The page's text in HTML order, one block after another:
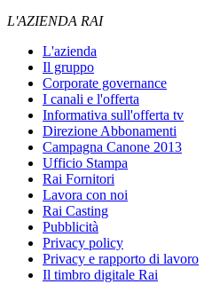
L'AZIENDA RAI
L'azienda
Il gruppo
Corporate governance
I canali e l'offerta
Informativa sull'offerta tv
Direzione Abbonamenti
Campagna Canone 2013
Ufficio Stampa
Rai Fornitori
Lavora con noi
Rai Casting
Pubblicità
Privacy policy
Privacy e rapporto di lavoro
Il timbro digitale Rai